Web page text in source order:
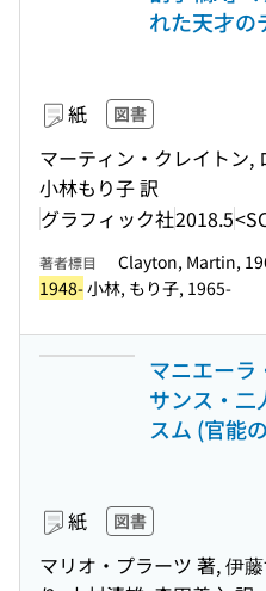
れた天才の
紙 図書
マーティン・クレイトン,
小林もり子 訳
グラフィック社2018.5
著者標目 Clayton, Martin,
1948-小林, もり子, 1965-
マニエーラ
サンス・二
スム (官能
紙 図書
マリオ・プラーツ 著, 伊